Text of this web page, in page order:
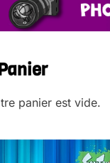
panier est vide.